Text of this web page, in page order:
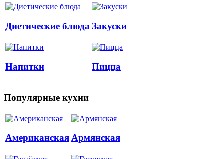
Диетические блюда Закуски
Напитки Пицца
Популярные кухни
АмериканскаяАрмянская